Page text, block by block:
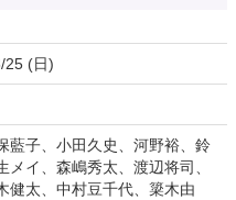
25 (日)
藍子、小田久史、河野裕、鈴
イ、森嶋秀太、渡辺将司、
健太、中村豆千代、簗木由